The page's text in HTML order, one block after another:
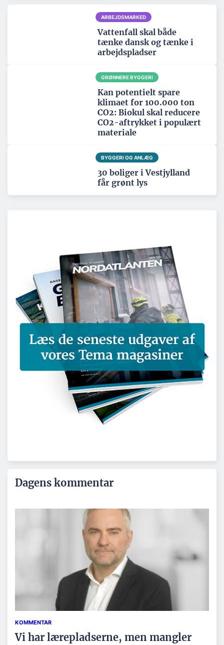
ARBEJDSMARKED
Vattenfall skal både
tænke dansk og tænke i
arbejdspladser
GRØNNERE BYGGERI
Kan potentielt spare
klimaet for 100.000 ton
CO2: Biokul skal reducere
CO2-aftrykket i populært
materiale
BYGGERI OG ANLÆG
30 boliger i Vestjylland
får grønt lys
Dagens kommentar
KOMMENTAR
Vi har lærepladserne, men mangler